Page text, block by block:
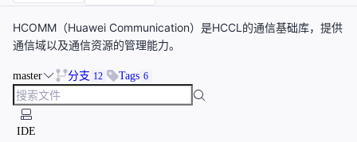
HCOMM（Huawei Communication）是HCCL的通信基础库，提供
通信域以及通信资源的管理能力。
master 分支 12 Tags 6
IDE